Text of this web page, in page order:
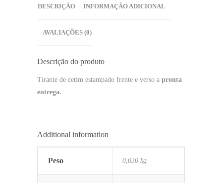
quantidade
DESCRIÇÃO INFORMAÇÃO ADICIONAL
AVALIAÇÕES (0)
Descrição do produto
Tirante de cetim estampado frente e verso a pronta
entrega.
Additional information
Peso 0,030 kg